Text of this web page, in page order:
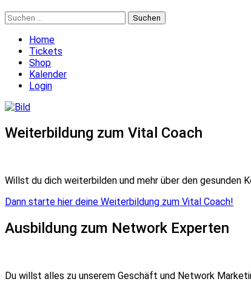
Suchen
nach:
Home
Tickets
Shop
Kalender
Login
Weiterbildung zum Vital Coach
Willst du dich weiterbilden und mehr über den gesunden
Dann starte hier deine Weiterbildung zum Vital Coach!
Ausbildung zum Network Experten
Du willst alles zu unserem Geschäft und Network